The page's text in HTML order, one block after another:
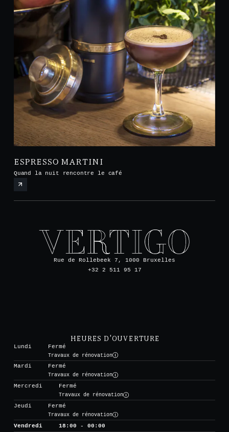
ESPRESSO MARTINI
Quand la nuit rencontre le café
Rue de Rollebeek 7, 1000 Bruxelles
+32 2 511 95 17
HEURES D'OUVERTURE
Lundi
Fermé
Travaux de rénovation
Mardi
Fermé
Travaux de rénovation
Mercredi
Fermé
Travaux de rénovation
Jeudi
Fermé
Travaux de rénovation
Vendredi
18:00 - 00:00